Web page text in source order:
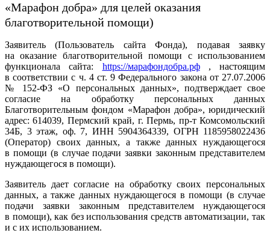
«Марафон добра» для целей оказания
благотворительной помощи)
Заявитель (Пользователь сайта Фонда), подавая заявку
на оказание благотворительной помощи с использованием
функционала сайта: https://марафондобра.рф, настоящим
в соответствии с ч. 4 ст. 9 Федерального закона от 27.07.2006
№ 152-ФЗ «О персональных данных», подтверждает свое
согласие на обработку персональных данных
Благотворительным фондом «Марафон добра», юридический
адрес: 614039, Пермский край, г. Пермь, пр-т Комсомольский
34Б, 3 этаж, оф. 7, ИНН 5904364339, ОГРН 1185958022436
(Оператор) своих данных, а также данных нуждающегося
в помощи (в случае подачи заявки законным представителем
нуждающегося в помощи).
Заявитель дает согласие на обработку своих персональных
данных, а также данных нуждающегося в помощи (в случае
подачи заявки законным представителем нуждающегося
в помощи), как без использования средств автоматизации, так
и с их использованием.